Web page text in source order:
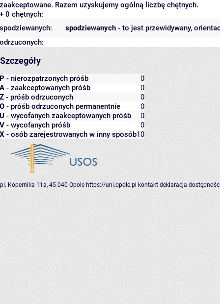
zaakceptowane. Razem uzyskujemy ogólną liczbę chętnych.
+ 0 chętnych:
spodziewanych - to jest przewidywany,
spodziewanych:
odrzuconych:
Szczegóły
P - nierozpatrzonych próśb
0
A - zaakceptowanych próśb
0
Z - próśb odrzuconych
0
O - próśb odrzuconych permanentnie
0
U - wycofanych zaakceptowanych próśb
0
V - wycofanych próśb
0
X - osób zarejestrowanych w inny sposób10
pl. Kopernika 11a, 45-040 Opole https://uni.opole.pl kontakt deklaracja